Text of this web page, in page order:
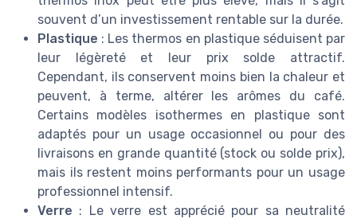
souvent d’un investissement rentable sur la durée.
Plastique : Les thermos en plastique séduisent par
leur légèreté et leur prix solde attractif.
Cependant, ils conservent moins bien la chaleur et
peuvent, à terme, altérer les arômes du café.
Certains modèles isothermes en plastique sont
adaptés pour un usage occasionnel ou pour des
livraisons en grande quantité (stock ou solde prix),
mais ils restent moins performants pour un usage
professionnel intensif.
Verre : Le verre est apprécié pour sa neutralité